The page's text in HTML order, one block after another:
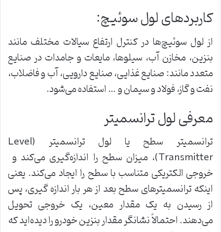
کاربردهای لول سوئیچ:
از لول سوئیچ‌ها در کنترل ارتفاع سیالات مختلف مانند
بنزین، مخازن آب، سیلوها، مایعات و جامدات در صنایع
متعدد مانند: صنایع غذایی، صنایع دارویی، آب و فاضلاب،
نفت و گاز، فولاد و سیمان و … استفاده می‌شود.
معرفی لول ترانسمیتر
ترانسمیتر سطح یا لول ترانسمیتر (Level
Transmitter)، میزان سطح را اندازه‌گیری می‌کند و
خروجی الکتریکی متناسب با سطح را ایجاد می‌کند. یعنی
اینکه ترانسمیترهای سطح بعد از هر بار اندازه گیری، پس
از رسیدن به یک مقدار معین، یک خروجی تحویل
می‌دهند. احتمالاً نشانگر مقدار بنزین خودرو را دیده‌اید که